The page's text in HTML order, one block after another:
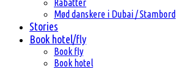
Rabatter
Mød danskere i Dubai / Stambord
Stories
Book hotel/fly
Book fly
Book hotel